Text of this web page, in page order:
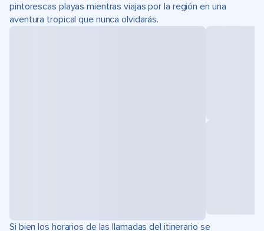
pintorescas playas mientras viajas por la región en una
aventura tropical que nunca olvidarás.
Si bien los horarios de las llamadas del itinerario se